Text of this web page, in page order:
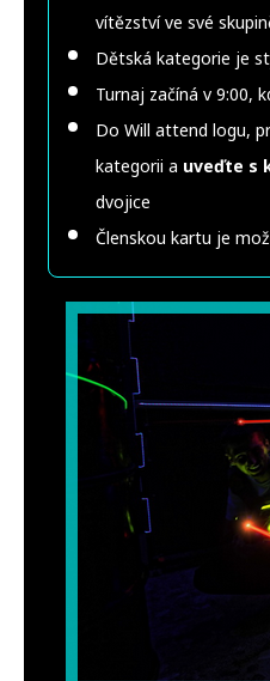
vítězství ve své
Dětská kategorie je
Turnaj začíná v 9:00,
Do Will attend logu,
kategorii a uveďte s
dvojice
Členskou kartu je